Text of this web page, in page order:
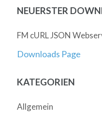
NEUERSTER
FM cURL JSON
Downloads Page
KATEGORIEN
Allgemein